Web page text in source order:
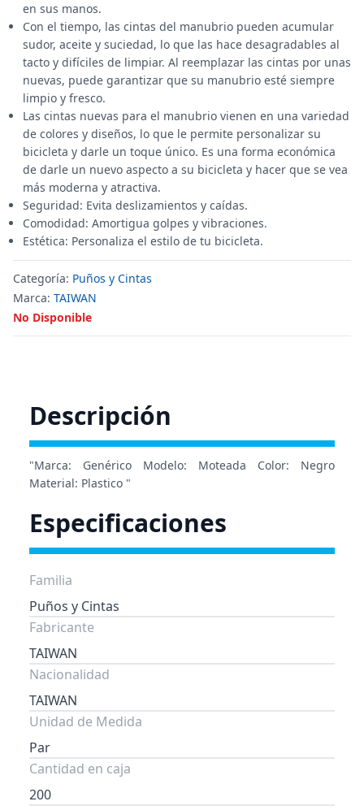
en sus manos.
Con el tiempo, las cintas del manubrio pueden acumular
sudor, aceite y suciedad, lo que las hace desagradables al
tacto y difíciles de limpiar. Al reemplazar las cintas por unas
nuevas, puede garantizar que su manubrio esté siempre
limpio y fresco.
Las cintas nuevas para el manubrio vienen en una variedad
de colores y diseños, lo que le permite personalizar su
bicicleta y darle un toque único. Es una forma económica
de darle un nuevo aspecto a su bicicleta y hacer que se vea
más moderna y atractiva.
Seguridad: Evita deslizamientos y caídas.
Comodidad: Amortigua golpes y vibraciones.
Estética: Personaliza el estilo de tu bicicleta.
Categoría: Puños y Cintas
Marca: TAIWAN
No Disponible
Descripción
"Marca: Genérico Modelo: Moteada Color: Negro
Material: Plastico "
Especificaciones
Familia
Puños y Cintas
Fabricante
TAIWAN
Nacionalidad
TAIWAN
Unidad de Medida
Par
Cantidad en caja
200